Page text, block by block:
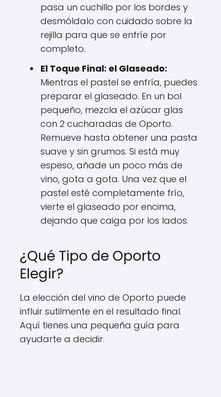
pasa un cuchillo por los bordes y
desmóldalo con cuidado sobre la
rejilla para que se enfríe por
completo.
El Toque Final: el Glaseado:
Mientras el pastel se enfría, puedes
preparar el glaseado. En un bol
pequeño, mezcla el azúcar glas
con 2 cucharadas de Oporto.
Remueve hasta obtener una pasta
suave y sin grumos. Si está muy
espeso, añade un poco más de
vino, gota a gota. Una vez que el
pastel esté completamente frío,
vierte el glaseado por encima,
dejando que caiga por los lados.
¿Qué Tipo de Oporto
Elegir?
La elección del vino de Oporto puede
influir sutilmente en el resultado final.
Aquí tienes una pequeña guía para
ayudarte a decidir.